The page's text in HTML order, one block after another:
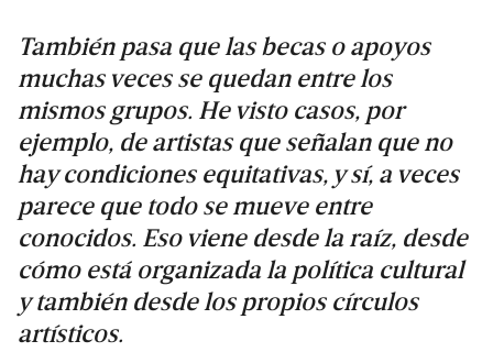
También pasa que las becas o apoyos
muchas veces se quedan entre los
mismos grupos. He visto casos, por
ejemplo, de artistas que señalan que no
hay condiciones equitativas, y sí, a veces
parece que todo se mueve entre
conocidos. Eso viene desde la raíz, desde
cómo está organizada la política cultural
y también desde los propios círculos
artísticos.